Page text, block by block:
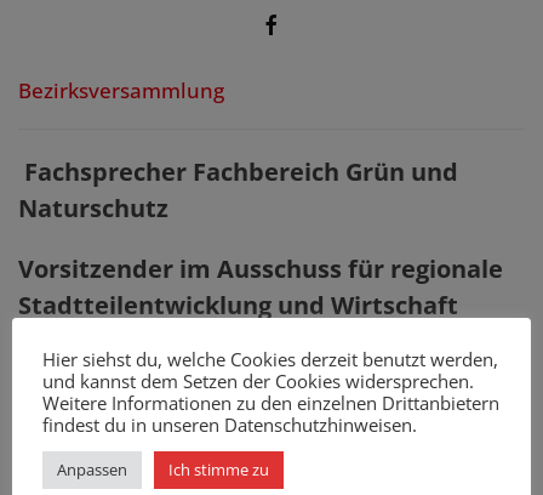
Bezirksversammlung
Fachsprecher Fachbereich Grün und
Naturschutz
Vorsitzender im Ausschuss für regionale
Stadtteilentwicklung und Wirtschaft
Mitgliedschaft in Ausschüssen
Jugendhilfeausschuss
Ausschuss für Grün, Naturschutz und Sport
Hier siehst du, welche Cookies derzeit benutzt werden,
und kannst dem Setzen der Cookies widersprechen.
Weitere Informationen zu den einzelnen Drittanbietern
findest du in unseren Datenschutzhinweisen.
Anpassen Ich stimme zu